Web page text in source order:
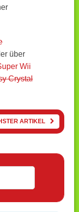
über
Wii
Crystal
ARTIKEL